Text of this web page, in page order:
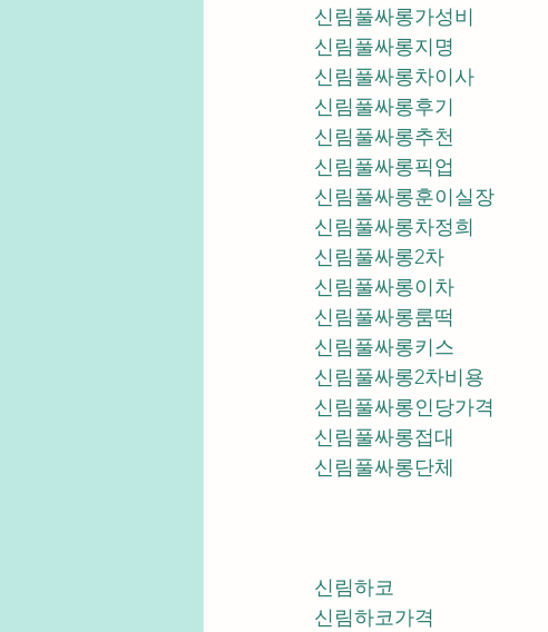
신림풀싸롱가성비
신림풀싸롱지명
신림풀싸롱차이사
신림풀싸롱후기
신림풀싸롱추천
신림풀싸롱훈이실장
신림풀싸롱차정희
신림풀싸롱2차
신림풀싸롱이차
신림풀싸롱룸떡
신림풀싸롱키스
신림풀싸롱2차비용
신림풀싸롱인당가격
신림풀싸롱접대
신림풀싸롱단체
신림하코
신림하코가격